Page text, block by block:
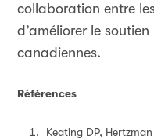
collaboration entre
d’améliorer le
canadiennes.
Références
Keating DP,